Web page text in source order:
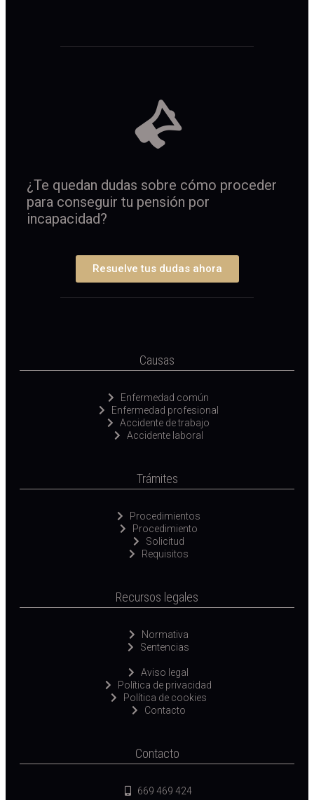
¿Te quedan dudas sobre cómo proceder
para conseguir tu pensión por
incapacidad?
Resuelve tus dudas ahora
Causas
Enfermedad común
Enfermedad profesional
Accidente de trabajo
Accidente laboral
Trámites
Procedimientos
Procedimiento
Solicitud
Requisitos
Recursos legales
Normativa
Sentencias
Aviso legal
Política de privacidad
Política de cookies
Contacto
Contacto
669 469 424